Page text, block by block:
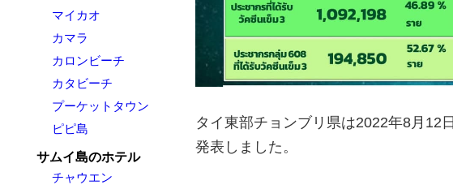
マイカオ
カマラ
カロンビーチ
カタビーチ
プーケットタウン
ピピ島
サムイ島のホテル
チャウエン
タイ東部チョンブリ県は2022年8月12
発表しました。